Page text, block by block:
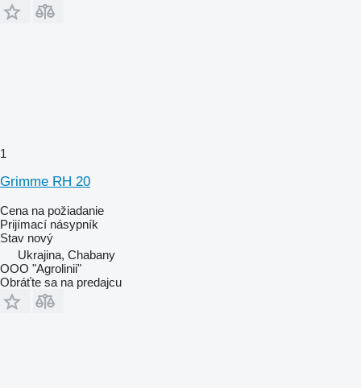
1
Grimme RH 20
Cena na požiadanie
Prijímací násypník
Stav nový
Ukrajina, Chabany
OOO "Agrolinii"
Obráťte sa na predajcu